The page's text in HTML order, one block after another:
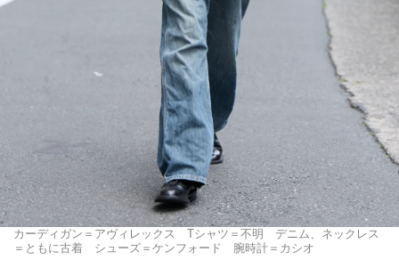
カーディガン＝アヴィレックス Tシャツ＝不明 デニム、ネックレス
＝ともに古着 シューズ＝ケンフォード 腕時計＝カシオ